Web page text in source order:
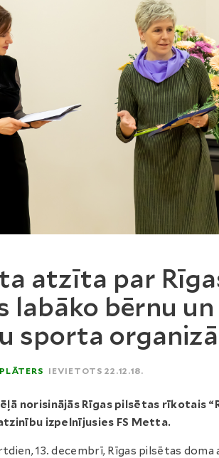
atzīta par
labāko bērnu un
sporta
IEVIETOTS 22.12.18.
norisinājās Rīgas pilsētas rīkotais
izpelnījusies FS Metta.
13. decembrī, Rīgas pilsētas doma